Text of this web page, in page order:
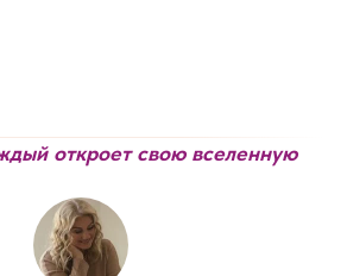
откроет свою вселенную